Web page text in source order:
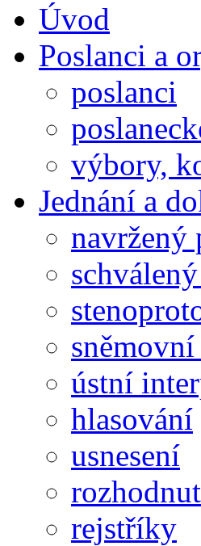
Úvod
Poslanci a
poslanci
výbory,
Jednání a
navržený
ústní
hlasování
usnesení
rejstříky